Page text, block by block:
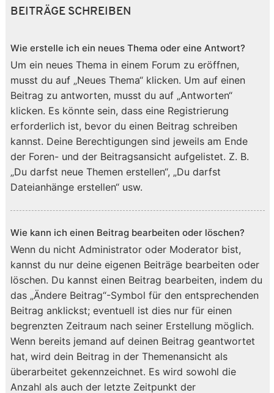
BEITRÄGE SCHREIBEN
Wie erstelle ich ein neues Thema oder eine Antwort?
Um ein neues Thema in einem Forum zu eröffnen,
musst du auf „Neues Thema“ klicken. Um auf einen
Beitrag zu antworten, musst du auf „Antworten“
klicken. Es könnte sein, dass eine Registrierung
erforderlich ist, bevor du einen Beitrag schreiben
kannst. Deine Berechtigungen sind jeweils am Ende
der Foren- und der Beitragsansicht aufgelistet. Z. B.
„Du darfst neue Themen erstellen“, „Du darfst
Dateianhänge erstellen“ usw.
Wie kann ich einen Beitrag bearbeiten oder löschen?
Wenn du nicht Administrator oder Moderator bist,
kannst du nur deine eigenen Beiträge bearbeiten oder
löschen. Du kannst einen Beitrag bearbeiten, indem du
das „Ändere Beitrag“-Symbol für den entsprechenden
Beitrag anklickst; eventuell ist dies nur für einen
begrenzten Zeitraum nach seiner Erstellung möglich.
Wenn bereits jemand auf deinen Beitrag geantwortet
hat, wird dein Beitrag in der Themenansicht als
überarbeitet gekennzeichnet. Es wird sowohl die
Anzahl als auch der letzte Zeitpunkt der